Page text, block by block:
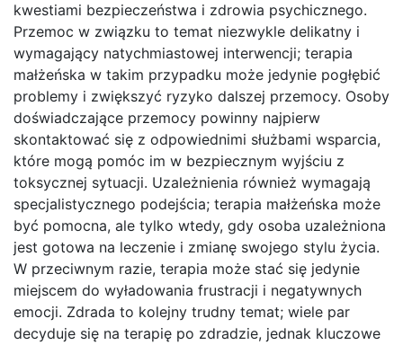
kwestiami bezpieczeństwa i zdrowia psychicznego.
Przemoc w związku to temat niezwykle delikatny i
wymagający natychmiastowej interwencji; terapia
małżeńska w takim przypadku może jedynie pogłębić
problemy i zwiększyć ryzyko dalszej przemocy. Osoby
doświadczające przemocy powinny najpierw
skontaktować się z odpowiednimi służbami wsparcia,
które mogą pomóc im w bezpiecznym wyjściu z
toksycznej sytuacji. Uzależnienia również wymagają
specjalistycznego podejścia; terapia małżeńska może
być pomocna, ale tylko wtedy, gdy osoba uzależniona
jest gotowa na leczenie i zmianę swojego stylu życia.
W przeciwnym razie, terapia może stać się jedynie
miejscem do wyładowania frustracji i negatywnych
emocji. Zdrada to kolejny trudny temat; wiele par
decyduje się na terapię po zdradzie, jednak kluczowe